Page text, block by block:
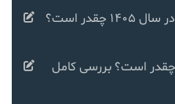
هزینه تقریبی عصب‌کشی دندان در سال ۱۴۰۵ چقدر است؟
تعرفه تقریبی دندانپزشکی ۱۴۰۵ چقدر است؟ بررسی کامل